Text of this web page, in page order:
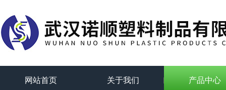
网站首页 关于我们 产品中心